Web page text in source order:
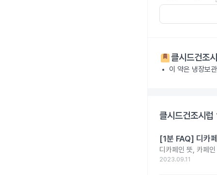
클시드건
이 약은 냉장보
클시드건조시
[1분 FAQ] 디카
디카페인 뜻, 카페
2023.09.11